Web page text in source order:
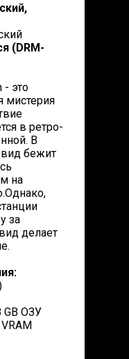
(DRM-
- это
мистерия
в ретро-
В
бежит
на
за
делает
GB ОЗУ